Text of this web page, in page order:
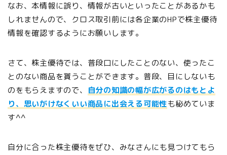
なお、本情報に誤り、情報が古いといったことがあるかも
しれませんので、クロス取引前には各企業のHPで株主優待
情報を確認するようにお願いします。
さて、株主優待では、普段口にしたことのない、使ったこ
とのない商品を貰うことができます。普段、目にしないも
のをもらえますので、
自分の知識の幅が広がるのはもとよ
り、思いがけなくいい商品に出会える可能性も秘めていま
す^^
自分に合った株主優待をぜひ、みなさんにも見つけてもら